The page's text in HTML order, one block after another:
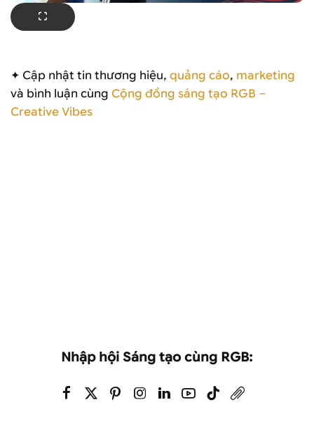
✦ Cập nhật tin thương hiệu, quảng cáo, marketing
và bình luận cùng Cộng đồng sáng tạo RGB –
Creative Vibes
Nhập hội Sáng tạo cùng RGB: